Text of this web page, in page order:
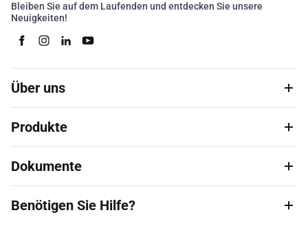
Bleiben Sie auf dem Laufenden und entdecken Sie unsere
Neuigkeiten!
Über uns
Produkte
Dokumente
Benötigen Sie Hilfe?